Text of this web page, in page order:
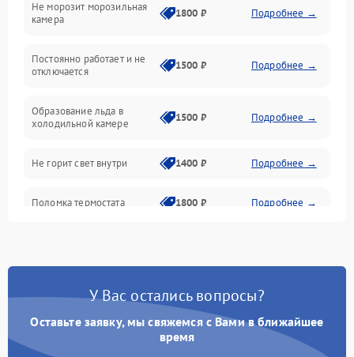
Дренаж
Не морозит морозильная
камера
1800 ₽ Подробнее →
Постоянно работает и не
отключается
1500 ₽ Подробнее →
Образование льда в
холодильной камере
1500 ₽ Подробнее →
Не горит свет внутри 1400 ₽ Подробнее →
Поломка термостата 1800 ₽ Подробнее →
Образование конденсата
1800 ₽ Подробнее →
У Вас остались вопросы?
Оставьте заявку, мы свяжемся с Вами в ближайшее
время